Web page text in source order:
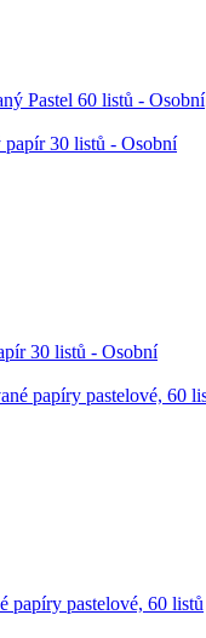
Pastel 60 listů - Osobní
30 listů - Osobní
papíry pastelové, 60 listů